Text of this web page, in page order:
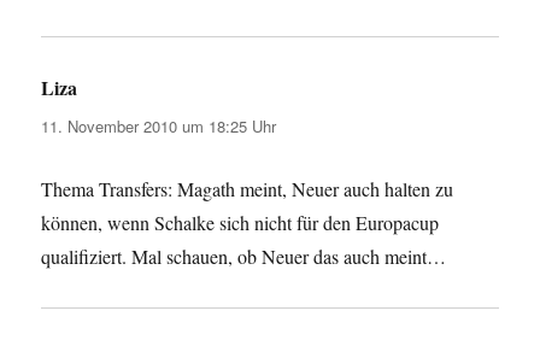
Liza
11. November 2010 um 18:25 Uhr
Thema Transfers: Magath meint, Neuer auch halten zu
können, wenn Schalke sich nicht für den Europacup
qualifiziert. Mal schauen, ob Neuer das auch meint…